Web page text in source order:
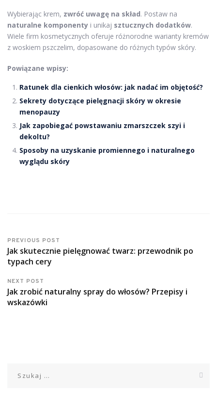
Wybierając krem, zwróć uwagę na skład. Postaw na
naturalne komponenty i unikaj sztucznych dodatków.
Wiele firm kosmetycznych oferuje różnorodne warianty kremów
z woskiem pszczelim, dopasowane do różnych typów skóry.
Powiązane wpisy:
Ratunek dla cienkich włosów: jak nadać im objętość?
Sekrety dotyczące pielęgnacji skóry w okresie
menopauzy
Jak zapobiegać powstawaniu zmarszczek szyi i
dekoltu?
Sposoby na uzyskanie promiennego i naturalnego
wyglądu skóry
PREVIOUS POST
Jak skutecznie pielęgnować twarz: przewodnik po
typach cery
NEXT POST
Jak zrobić naturalny spray do włosów? Przepisy i
wskazówki